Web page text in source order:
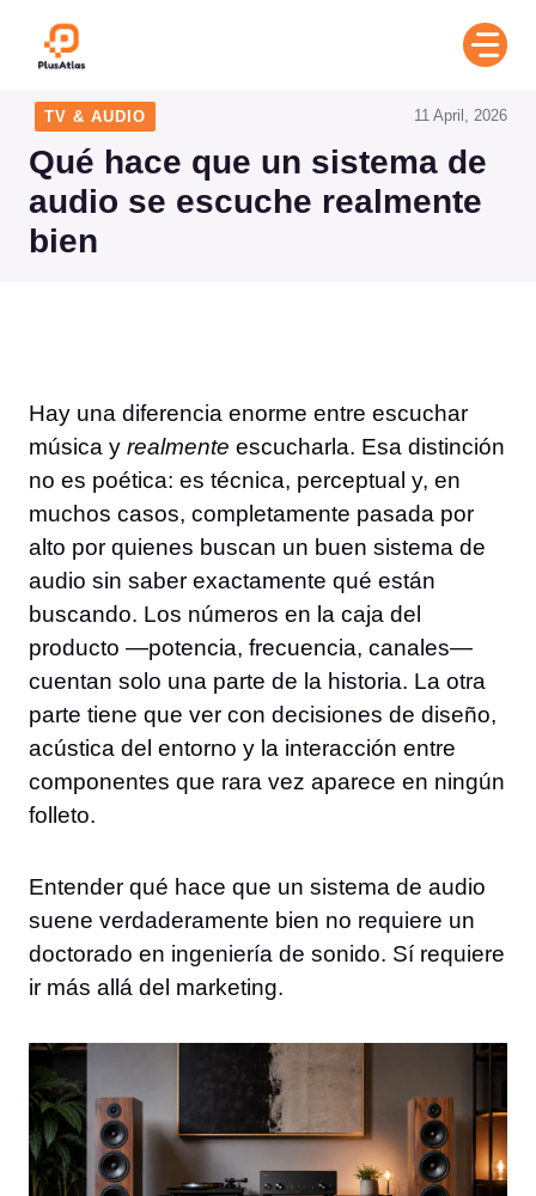
TV & AUDIO
Qué hace que un sistema de
audio se escuche realmente
bien
11 April, 2026
Hay una diferencia enorme entre escuchar
música y realmente escucharla. Esa distinción
no es poética: es técnica, perceptual y, en
muchos casos, completamente pasada por
alto por quienes buscan un buen sistema de
audio sin saber exactamente qué están
buscando. Los números en la caja del
producto —potencia, frecuencia, canales—
cuentan solo una parte de la historia. La otra
parte tiene que ver con decisiones de diseño,
acústica del entorno y la interacción entre
componentes que rara vez aparece en ningún
folleto.
Entender qué hace que un sistema de audio
suene verdaderamente bien no requiere un
doctorado en ingeniería de sonido. Sí requiere
ir más allá del marketing.